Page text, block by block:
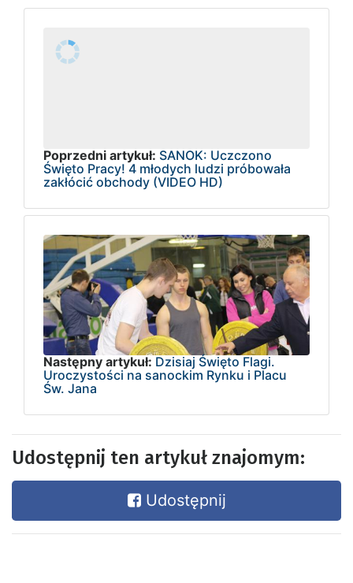
Poprzedni artykuł: SANOK: Uczczono
Święto Pracy! 4 młodych ludzi próbowała
zakłócić obchody (VIDEO HD)
Następny artykuł: Dzisiaj Święto Flagi.
Uroczystości na sanockim Rynku i Placu
Św. Jana
Udostępnij ten artykuł znajomym:
Udostępnij